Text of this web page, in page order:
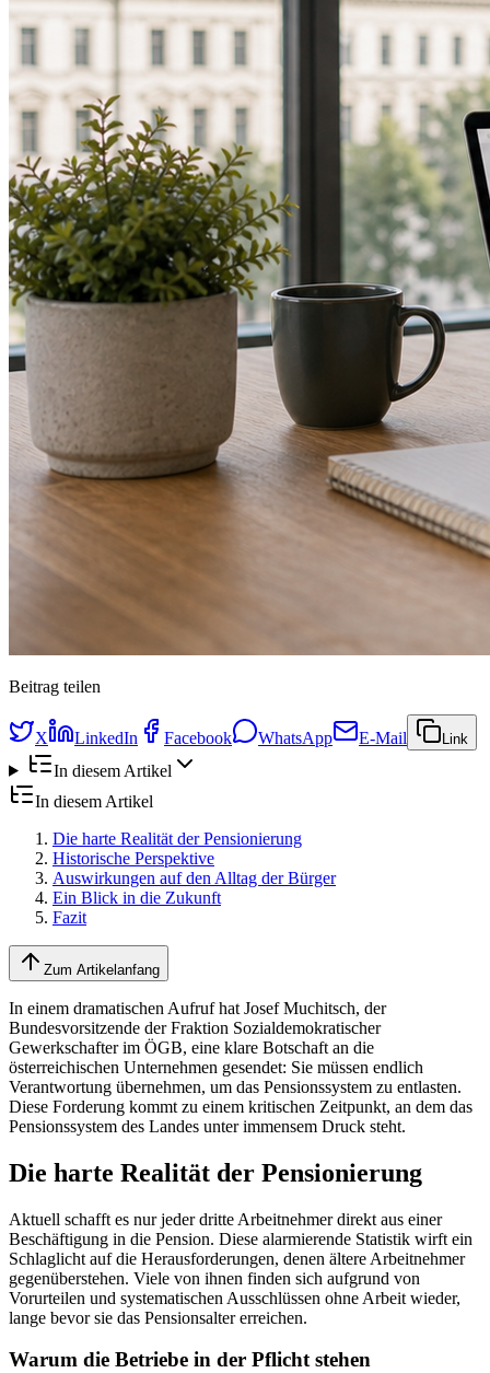
Beitrag teilen
X LinkedIn Facebook WhatsApp E-Mail Link
In diesem Artikel
In diesem Artikel
Die harte Realität der Pensionierung
Historische Perspektive
Auswirkungen auf den Alltag der Bürger
Ein Blick in die Zukunft
Fazit
Zum Artikelanfang
In einem dramatischen Aufruf hat Josef Muchitsch, der
Bundesvorsitzende der Fraktion Sozialdemokratischer
Gewerkschafter im ÖGB, eine klare Botschaft an die
österreichischen Unternehmen gesendet: Sie müssen endlich
Verantwortung übernehmen, um das Pensionssystem zu entlasten.
Diese Forderung kommt zu einem kritischen Zeitpunkt, an dem das
Pensionssystem des Landes unter immensem Druck steht.
Die harte Realität der Pensionierung
Aktuell schafft es nur jeder dritte Arbeitnehmer direkt aus einer
Beschäftigung in die Pension. Diese alarmierende Statistik wirft ein
Schlaglicht auf die Herausforderungen, denen ältere Arbeitnehmer
gegenüberstehen. Viele von ihnen finden sich aufgrund von
Vorurteilen und systematischen Ausschlüssen ohne Arbeit wieder,
lange bevor sie das Pensionsalter erreichen.
Warum die Betriebe in der Pflicht stehen